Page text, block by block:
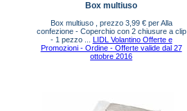
Box multiuso
Box multiuso , prezzo 3,99 € per Alla
confezione - Coperchio con 2 chiusure a clip
- 1 pezzo ... LIDL Volantino Offerte e
Promozioni - Ordine - Offerte valide dal 27
ottobre 2016